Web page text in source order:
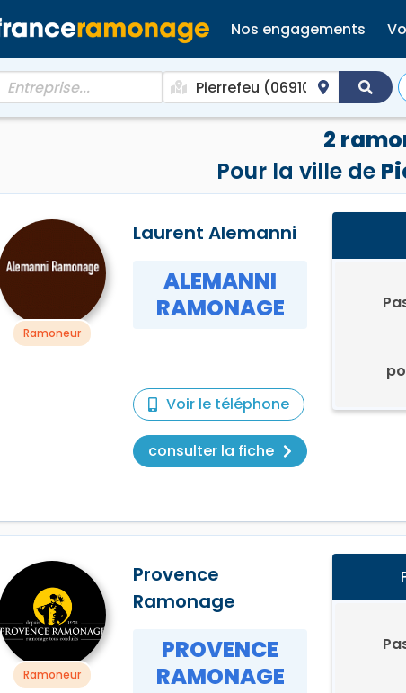
Nos engagements
2
Pour la ville de
Ramoneur
Laurent Alemanni
ALEMANNI
RAMONAGE
Voir le téléphone
consulter la fiche
Ramoneur
Provence
Ramonage
PROVENCE
RAMONAGE